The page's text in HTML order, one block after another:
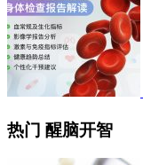
热门 醒脑开智